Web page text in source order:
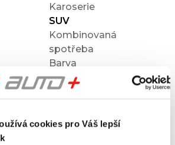
cookies pro Váš lepší
Karoserie
SUV
Kombinovaná
spotřeba
Barva
Červená
Odpočet DPH
Objednávací kód